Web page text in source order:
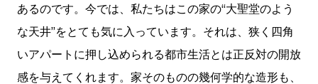
あるのです。今では、私たちはこの家の“大聖堂のよう
な天井”をとても気に入っています。それは、狭く四角
いアパートに押し込められる都市生活とは正反対の開放
感を与えてくれます。家そのものの幾何学的な造形も、